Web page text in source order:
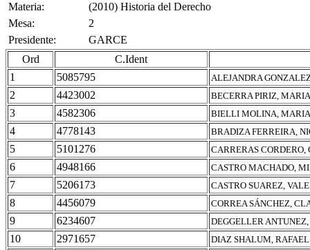
Materia:
(2010) Historia del Derecho
Mesa:
2
Presidente:
GARCE
Ord
C.Ident
1
5085795 ALEJANDRA
2 4423002 BECERRA PIRIZ,
3 4582306 BIELLI MOLINA, MARIA
4 4778143 BRADIZA FERREIRA,
5 5101276 CARRERAS
6 4948166 CASTRO MACHADO,
7 5206173 CASTRO SUAREZ,
8 4456079 CORREA SÁNCHEZ,
9 6234607 DEGGELLER
10 2971657 DIAZ SHALUM, RAFAEL